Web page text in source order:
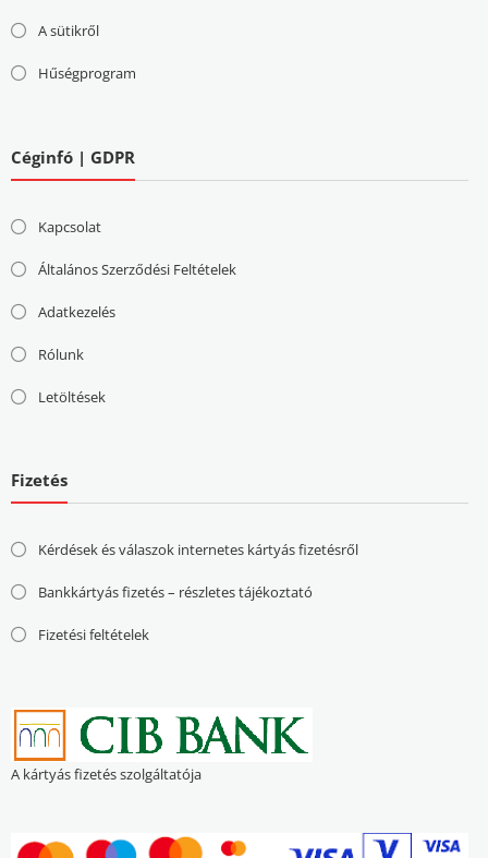
A sütikről
Hűségprogram
Céginfó | GDPR
Kapcsolat
Általános Szerződési Feltételek
Adatkezelés
Rólunk
Letöltések
Fizetés
Kérdések és válaszok internetes kártyás fizetésről
Bankkártyás fizetés – részletes tájékoztató
Fizetési feltételek
A kártyás fizetés szolgáltatója